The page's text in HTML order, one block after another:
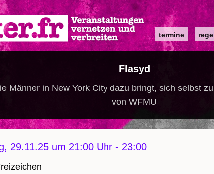
Main
navigation
termine
Flasyd
Männer in New York City dazu bringt, sich selbst
von WFMU
29.11.25 um 21:00 Uhr - 23:00